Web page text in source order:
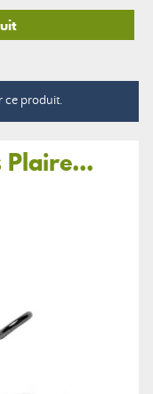
ce produit.
Plaire...